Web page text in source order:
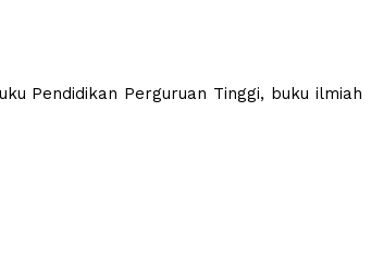
Pendidikan Perguruan Tinggi, buku ilmiah